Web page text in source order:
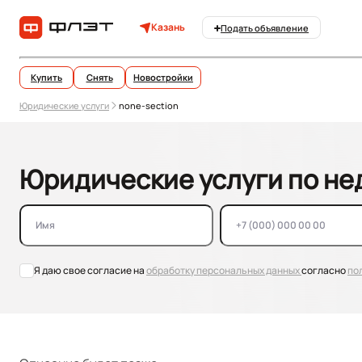
Казань Подать объявление
Купить Снять Новостройки
Юридические услуги none-section
Юридические услуги по
Я даю свое согласие наобработку персональных данныхсогласно